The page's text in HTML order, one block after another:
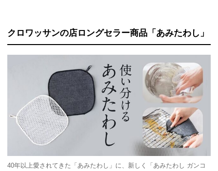
クロワッサンの店ロングセラー商品「あみたわし」
40年以上愛されてきた「あみたわし」に、新しく「あみたわし ガンコ